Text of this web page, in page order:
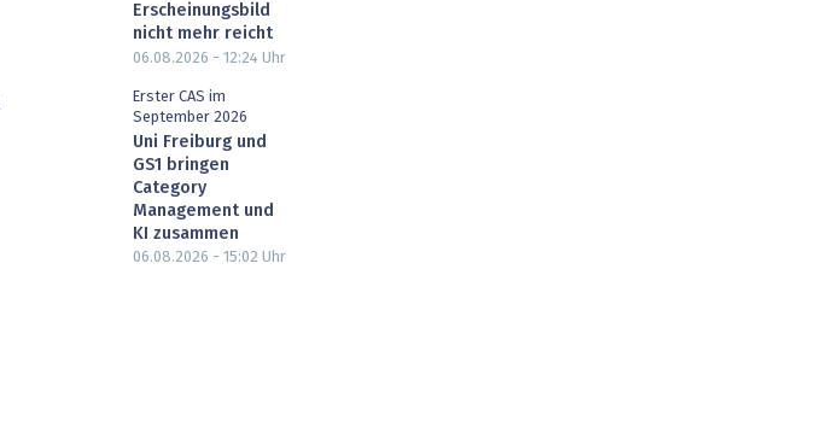
Erscheinungsbild
nicht mehr reicht
06.08.2026 - 12:24 Uhr
Erster CAS im
September 2026
Uni Freiburg und
GS1 bringen
Category
Management und
KI zusammen
06.08.2026 - 15:02 Uhr